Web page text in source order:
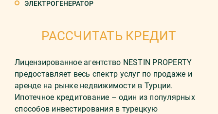
ЭЛЕКТРОГЕНЕРАТОР
РАССЧИТАТЬ КРЕДИТ
Лицензированное агентство NESTIN PROPERTY
предоставляет весь спектр услуг по продаже и
аренде на рынке недвижимости в Турции.
Ипотечное кредитование – один из популярных
способов инвестирования в турецкую